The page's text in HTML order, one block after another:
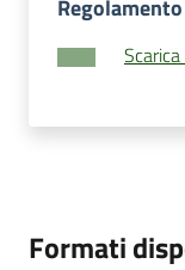
Formati